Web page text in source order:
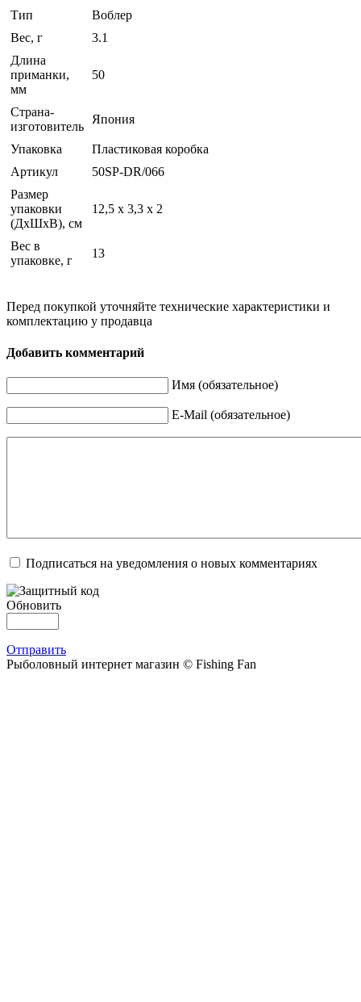
Тип
Воблер
Вес, г
3.1
Длина
приманки,
мм
50
Страна-
изготовитель
Япония
Упаковка
Пластиковая коробка
Артикул
50SP-DR/066
Размер
упаковки
(ДхШхВ), см
12,5 х 3,3 х 2
Вес в
упаковке, г
13
Перед покупкой уточняйте технические характеристики и
комплектацию у продавца
Добавить комментарий
Имя (обязательное)
E-Mail (обязательное)
Подписаться на уведомления о новых комментариях
Обновить
Отправить
Рыболовный интернет магазин © Fishing Fan